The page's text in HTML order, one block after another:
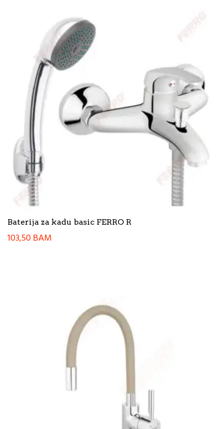
Baterija za kadu basic FERRO R
103,50BAM